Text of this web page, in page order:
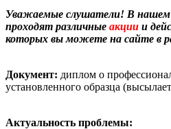
Уважаемые слушатели! В нашем
проходят различные акции и
которых вы можете на сайте в
Документ: диплом о
установленного образца
Актуальность проблемы: